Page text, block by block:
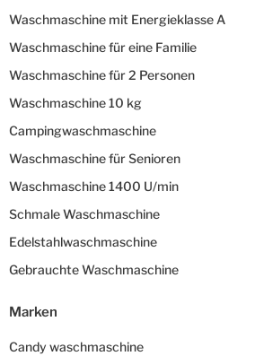
Waschmaschine mit Energieklasse A
Waschmaschine für eine Familie
Waschmaschine für 2 Personen
Waschmaschine 10 kg
Campingwaschmaschine
Waschmaschine für Senioren
Waschmaschine 1400 U/min
Schmale Waschmaschine
Edelstahlwaschmaschine
Gebrauchte Waschmaschine
Marken
Candy waschmaschine